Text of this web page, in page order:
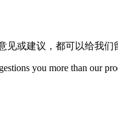
见或建议，都可以给我们
you more than our